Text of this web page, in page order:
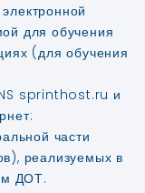
для обучения
(для обучения
sprinthost.ru и
части
реализуемых в
ДОТ.